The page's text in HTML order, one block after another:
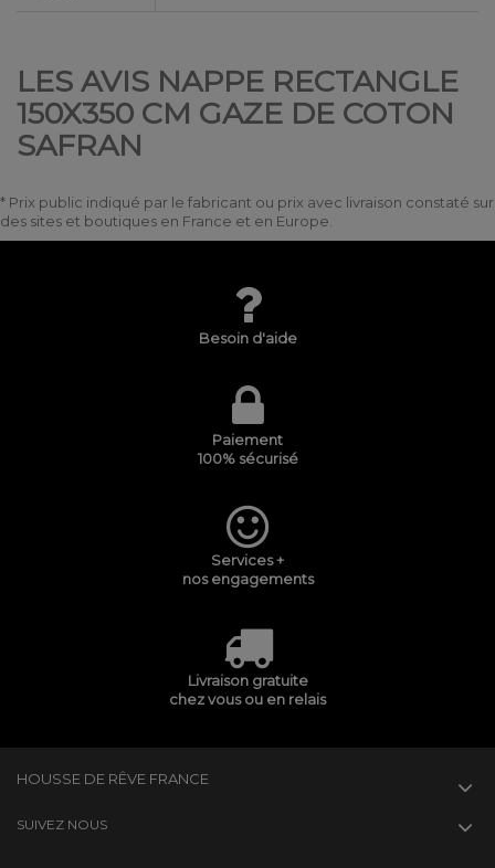
LES AVIS NAPPE RECTANGLE
150X350 CM GAZE DE COTON
SAFRAN
* Prix public indiqué par le fabricant ou prix avec livraison constaté sur
des sites et boutiques en France et en Europe.
Besoin d'aide
Paiement
100% sécurisé
Services +
nos engagements
Livraison gratuite
chez vous ou en relais
HOUSSE DE RÊVE FRANCE
SUIVEZ NOUS